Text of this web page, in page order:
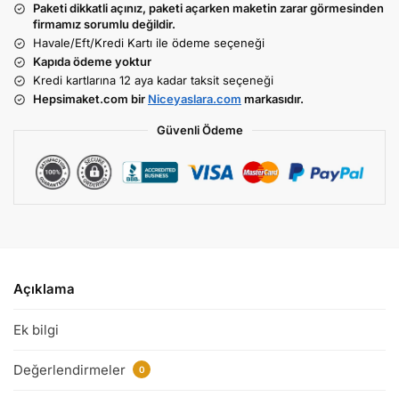
Paketi dikkatli açınız, paketi açarken maketin zarar görmesinden
firmamız sorumlu değildir.
Havale/Eft/Kredi Kartı ile ödeme seçeneği
Kapıda ödeme yoktur
Kredi kartlarına 12 aya kadar taksit seçeneği
Hepsimaket.com bir Niceyaslara.com markasıdır.
Güvenli Ödeme
Açıklama
Ek bilgi
Değerlendirmeler 0